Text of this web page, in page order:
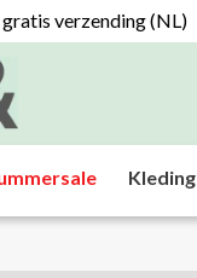
verzending (NL)
Kleding